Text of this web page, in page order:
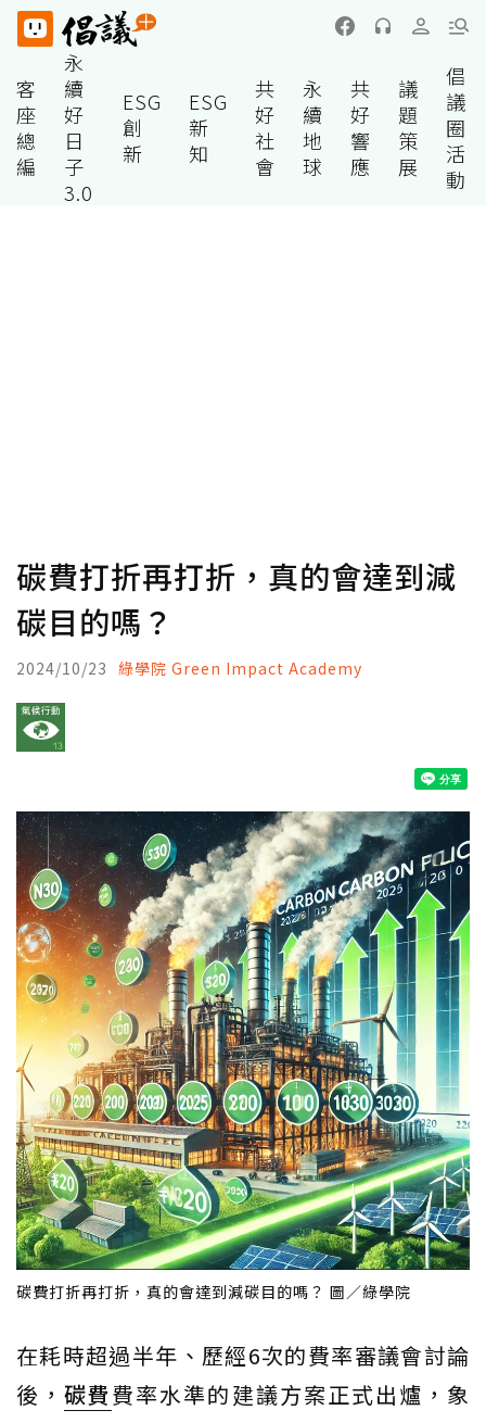
客
座
總
編
永
續
好
日
子
3.0
ESG
創
新
ESG
新
知
共
好
社
會
永
續
地
球
共
好
響
應
議
題
策
展
倡
議
圈
活
動
碳費打折再打折，真的會達到減
碳目的嗎？
2024/10/23 綠學院 Green Impact Academy
碳費打折再打折，真的會達到減碳目的嗎？ 圖／綠學院
在耗時超過半年、歷經6次的費率審議會討論
後，碳費費率水準的建議方案正式出爐，象